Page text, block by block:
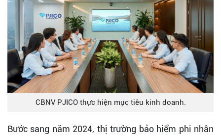
CBNV PJICO thực hiện mục tiêu kinh doanh.
Bước sang năm 2024, thị trường bảo hiểm phi nhân